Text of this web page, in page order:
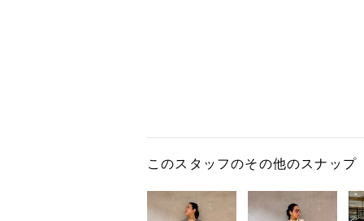
このスタッフのその他のスナップ